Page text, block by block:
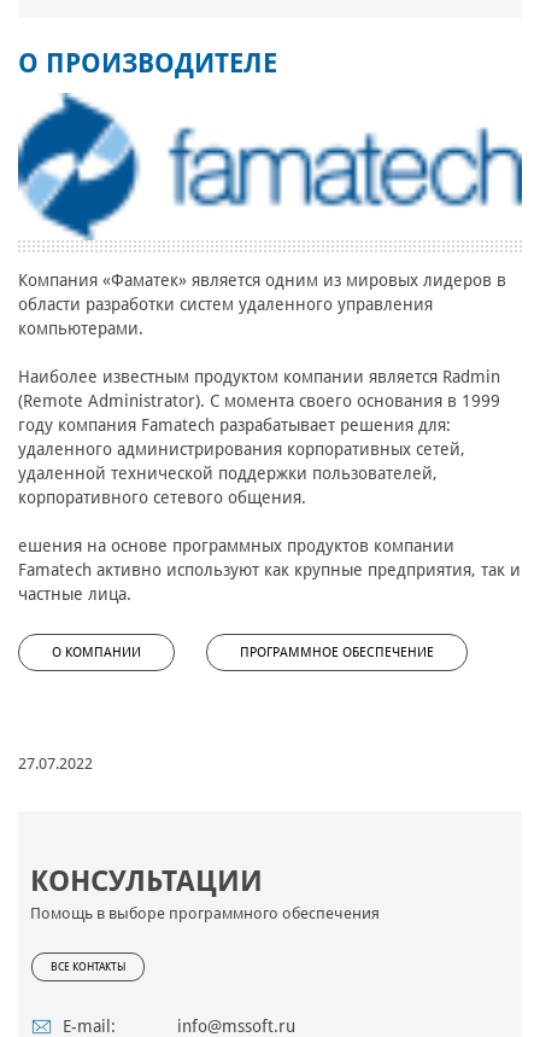
КОНСУЛЬТАЦИИ
Помощь в выборе программного обеспечения
ВСЕ КОНТАКТЫ
E-mail: info@mssoft.ru
О ПРОИЗВОДИТЕЛЕ
Компания «Фаматек» является одним из мировых лидеров в
области разработки систем удаленного управления
компьютерами.
Наиболее известным продуктом компании является Radmin
(Remote Administrator). С момента своего основания в 1999
году компания Famatech разрабатывает решения для:
удаленного администрирования корпоративных сетей,
удаленной технической поддержки пользователей,
корпоративного сетевого общения.
ешения на основе программных продуктов компании
Famatech активно используют как крупные предприятия, так и
частные лица.
О КОМПАНИИ ПРОГРАММНОЕ ОБЕСПЕЧЕНИЕ
27.07.2022